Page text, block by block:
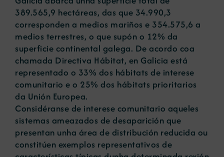
389.565,9 hectáreas, das que 34.990,3
corresponden a medios mariños e 354.575,6 a
medios terrestres, o que supón o 12% da
superficie continental galega. De acordo coa
chamada Directiva Hábitat, en Galicia está
representado o 33% dos hábitats de interese
comunitario e o 25% dos hábitats prioritarios
da Unión Europea.
Considéranse de interese comunitario aqueles
sistemas ameazados de desaparición que
presentan unha área de distribución reducida ou
constitúen exemplos representativos de